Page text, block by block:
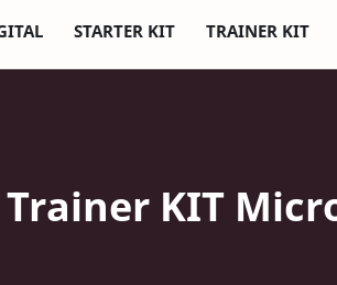
STARTER KIT TRAINER KIT
Trainer KIT